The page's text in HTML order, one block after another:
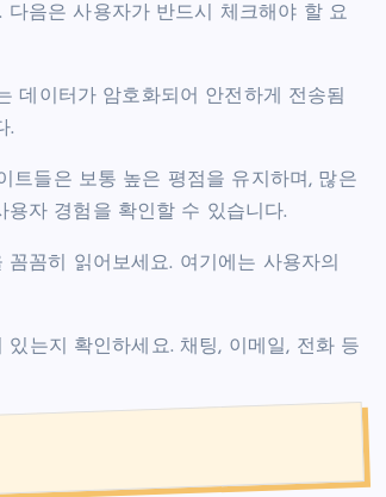
음은 사용자가 반드시 체크해야 할 요
데이터가 암호화되어 안전하게 전송됨
.
트들은 보통 높은 평점을 유지하며, 많은
자 경험을 확인할 수 있습니다.
꼼히 읽어보세요. 여기에는 사용자의
는지 확인하세요. 채팅, 이메일, 전화 등